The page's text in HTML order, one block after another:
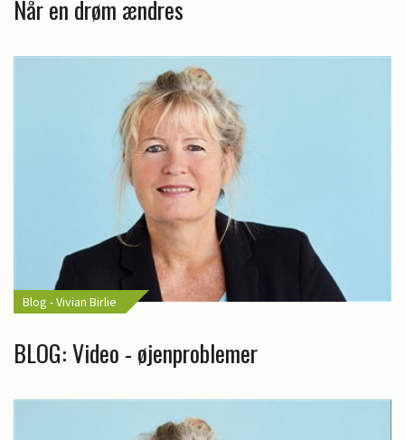
Når en drøm ændres
Blog - Vivian Birlie
BLOG: Video - øjenproblemer